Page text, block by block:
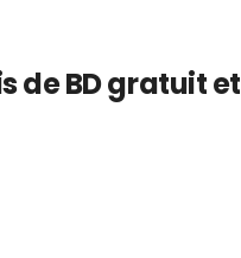
de BD gratuit et